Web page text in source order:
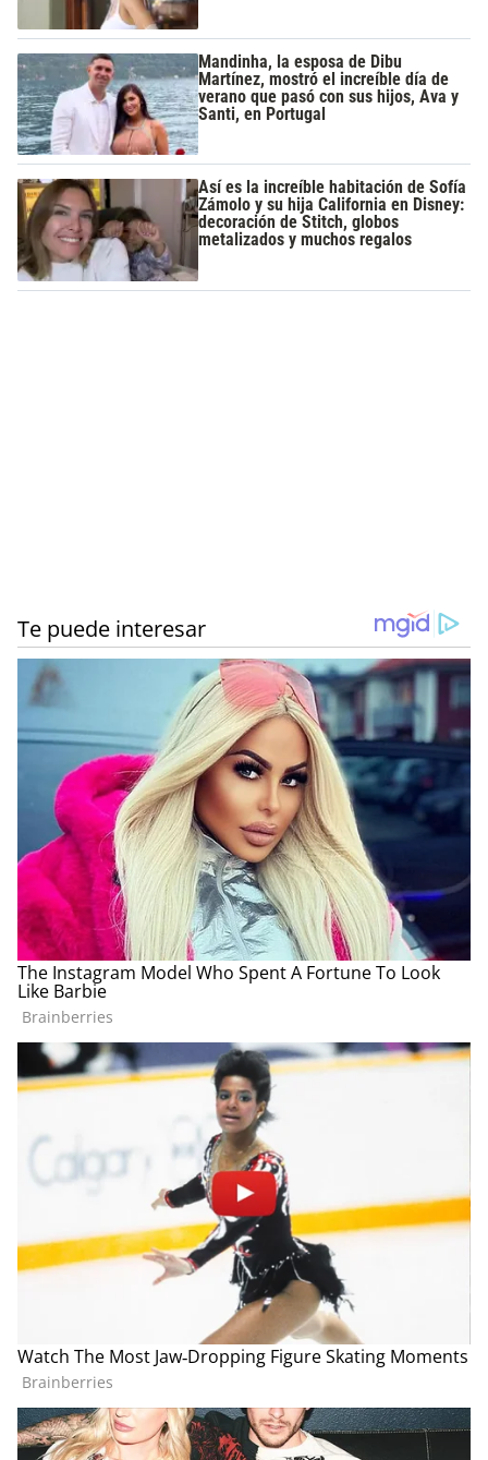
Mandinha, la esposa de Dibu
Martínez, mostró el increíble día de
verano que pasó con sus hijos, Ava y
Santi, en Portugal
Así es la increíble habitación de Sofía
Zámolo y su hija California en Disney:
decoración de Stitch, globos
metalizados y muchos regalos